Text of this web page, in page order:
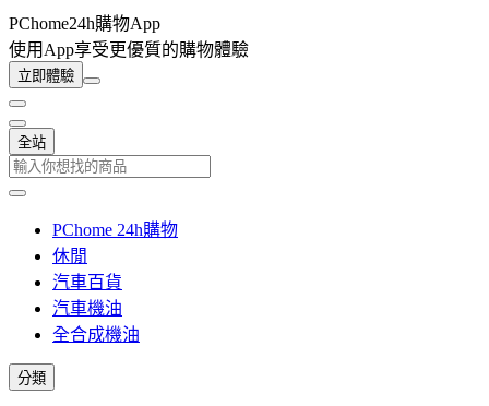
PChome24h購物App
使用App享受更優質的購物體驗
立即體驗
全站
PChome 24h購物
休閒
汽車百貨
汽車機油
全合成機油
分類